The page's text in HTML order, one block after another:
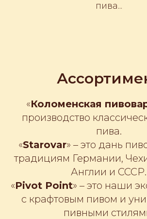
пива...
«Коломенская
производство
пива.
«Starovar» – это дань
традициям Германии,
Англии и СССР.
«Pivot Point» – это наши
с крафтовым пивом и
пивными